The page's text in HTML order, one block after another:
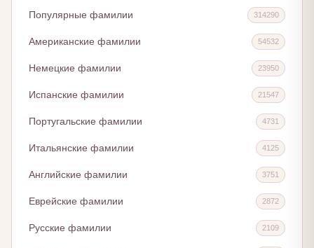
Популярные фамилии 314290
Американские фамилии 54532
Немецкие фамилии 23950
Испанские фамилии 21547
Португальские фамилии 4731
Итальянские фамилии 4125
Английские фамилии 3751
Еврейские фамилии 2872
Русские фамилии 2109